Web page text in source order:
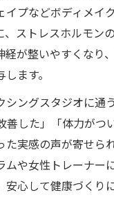
イプなどボディメイ
、ストレスホルモン
経が整いやすくなり
ます。
シングスタジオに通
善した」「体力がつ
た実感の声が寄せら
ムや女性トレーナー
心して健康づくり